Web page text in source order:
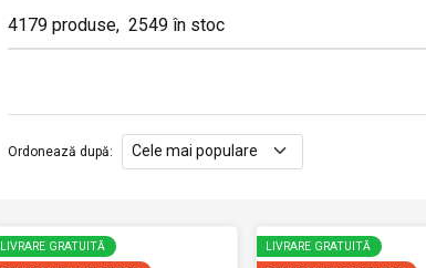
4179 produse, 2549 în stoc
Ordonează după:
LIVRARE GRATUITĂ
LIVRARE GRATUITĂ